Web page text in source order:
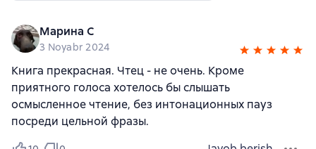
Марина С
3 Noyabr 2024
Книга прекрасная. Чтец - не очень. Кроме
приятного голоса хотелось бы слышать
осмысленное чтение, без интонационных пауз
посреди цельной фразы.